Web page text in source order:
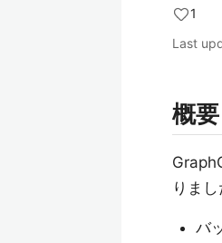
1
Last
概要
りまし
バ